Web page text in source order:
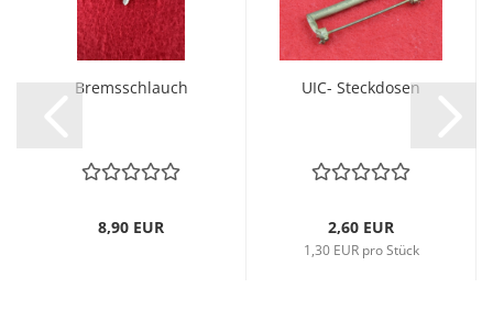
Bremsschlauch
8,90 EUR
UIC- Steckdosen
2,60 EUR
1,30 EUR pro Stück